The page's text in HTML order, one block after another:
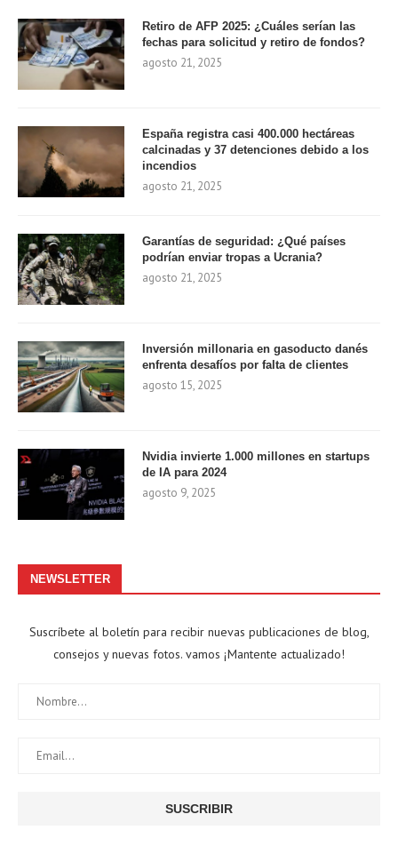
Retiro de AFP 2025: ¿Cuáles serían las
fechas para solicitud y retiro de fondos?
agosto 21, 2025
España registra casi 400.000 hectáreas
calcinadas y 37 detenciones debido a los
incendios
agosto 21, 2025
Garantías de seguridad: ¿Qué países
podrían enviar tropas a Ucrania?
agosto 21, 2025
Inversión millonaria en gasoducto danés
enfrenta desafíos por falta de clientes
agosto 15, 2025
Nvidia invierte 1.000 millones en startups
de IA para 2024
agosto 9, 2025
NEWSLETTER
Suscríbete al boletín para recibir nuevas publicaciones de blog,
consejos y nuevas fotos. vamos ¡Mantente actualizado!